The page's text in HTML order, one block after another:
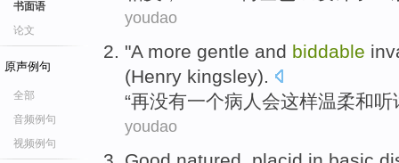
书面语
论文
原声例句
全部
音频例句
视频例句
youdao
"Amore gentle and biddable
(Henry kingsley).
“再没有一个病人 会这样温柔和听
youdao